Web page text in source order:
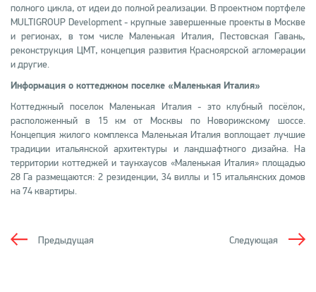
полного цикла, от идеи до полной реализации. В проектном портфеле
MULTIGROUP Development - крупные завершенные проекты в Москве
и регионах, в том числе Маленькая Италия, Пестовская Гавань,
реконструкция ЦМТ, концепция развития Красноярской агломерации
и другие.
Информация о коттеджном поселке «Маленькая Италия»
Коттеджный поселок Маленькая Италия - это клубный посёлок,
расположенный в 15 км от Москвы по Новорижскому шоссе.
Концепция жилого комплекса Маленькая Италия воплощает лучшие
традиции итальянской архитектуры и ландшафтного дизайна. На
территории коттеджей и таунхаусов «Маленькая Италия» площадью
28 Га размещаются: 2 резиденции, 34 виллы и 15 итальянских домов
на 74 квартиры.
Следующая
Предыдущая